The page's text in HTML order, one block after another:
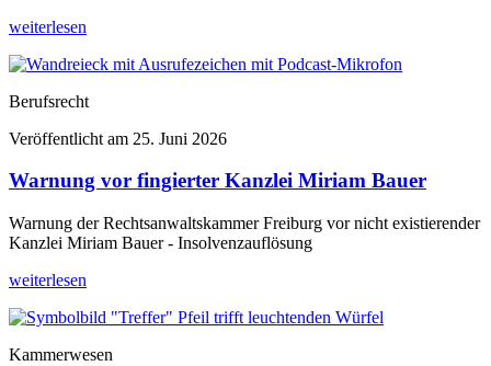
weiterlesen
Berufsrecht
Veröffentlicht am 25. Juni 2026
Warnung vor fingierter Kanzlei Miriam Bauer
Warnung der Rechtsanwaltskammer Freiburg vor nicht existierender
Kanzlei Miriam Bauer - Insolvenzauflösung
weiterlesen
Kammerwesen